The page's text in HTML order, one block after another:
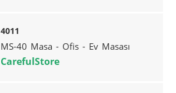
4011
MS-40 Masa - Ofis - Ev Masası
CarefulStore